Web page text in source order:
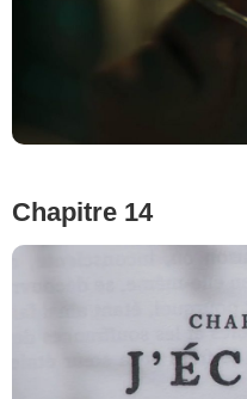
Chapitre 14